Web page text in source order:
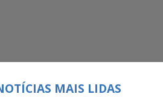
MAIS LIDAS